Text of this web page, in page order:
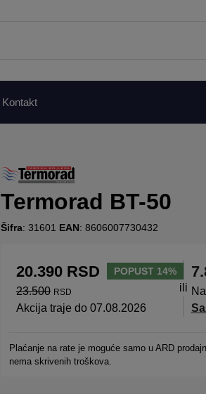
Kontakt
Termorad BT-50
Šifra: 31601 EAN: 8606007730432
20.390 RSD POPUST 14%
23.500 RSD
Akcija traje do 07.08.2026
ili
Plaćanje na rate je moguće samo u ARD
nema skrivenih troškova.